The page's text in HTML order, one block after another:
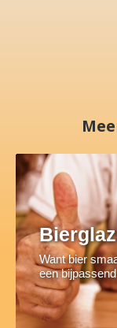
Want bier
een